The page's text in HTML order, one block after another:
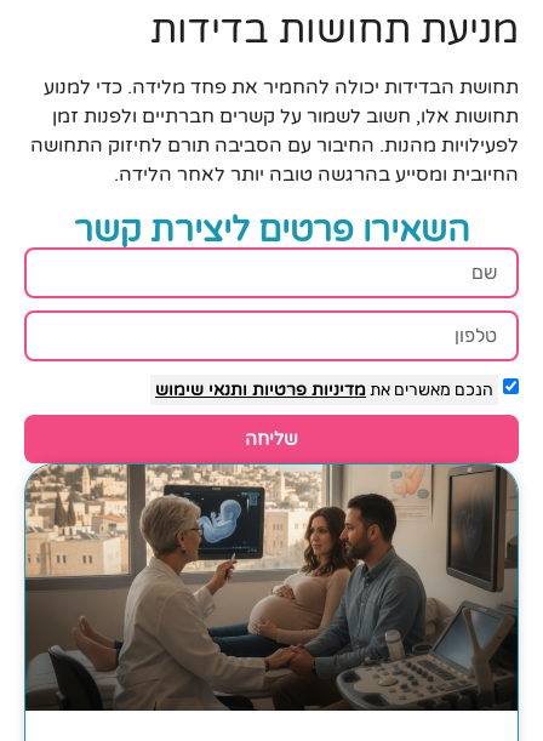
מניעת תחושות בדידות
תחושת הבדידות יכולה להחמיר את פחד מלידה. כדי למנוע
תחושות אלו, חשוב לשמור על קשרים חברתיים ולפנות זמן
לפעילויות מהנות. החיבור עם הסביבה תורם לחיזוק התחושה
החיובית ומסייע בהרגשה טובה יותר לאחר הלידה.
השאירו פרטים ליצירת קשר
הנכם מאשרים אתמדיניות פרטיות ותנאי שימוש
שליחה